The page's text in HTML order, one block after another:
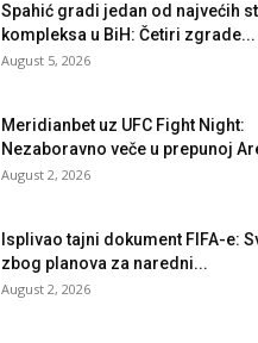
Spahić gradi jedan od najvećih
kompleksa u BiH: Četiri zgrade...
August 5, 2026
Meridianbet uz UFC Fight Night:
Nezaboravno veče u prepunoj
August 2, 2026
Isplivao tajni dokument FIFA-e:
zbog planova za naredni...
August 2, 2026